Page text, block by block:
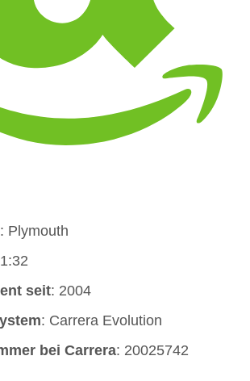
: Plymouth
seit: 2004
: Carrera Evolution
bei Carrera: 20025742